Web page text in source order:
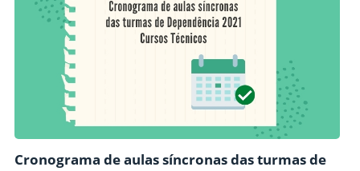
Cronograma de aulas síncronas das turmas de